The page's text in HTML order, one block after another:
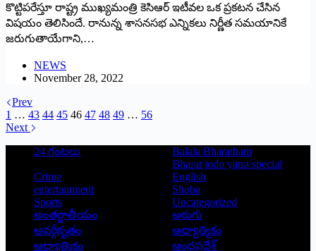
కొట్టిపరేస్తూ రాష్ట్ర ముఖ్యమంత్రి కెసిఆర్‌ ఇటీవల ఒక ప్రకటన చేసిన
విషయం తెలిసిందే. రానున్న శాసనసభ ఎన్నికలు నిర్ణీత సమయానికే
జరుగుతాయేగాని,…
NEWS
November 28, 2022
Prev
1 … 43 44 45 46 47 48 49 … 56
Next
24 గంటలు
Balala Bharatham
Bharat jodo yatra special
Crime
English
entertainment
Shoba
Sports
Uncategorized
అంతర్జాతీయం
అరుగు
అవర్గీకృతం
ఆద్యాత్మికం
ఆధ్యాత్మికం
ఆంధ్రప్రదేశ్